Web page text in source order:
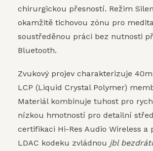
chirurgickou přesností. Režim
okamžitě tichovou zónu pro
soustředěnou práci bez nutnosti
Bluetooth.
Zvukový projev charakterizuje
LCP (Liquid Crystal Polymer)
Materiál kombinuje tuhost pro
nízkou hmotností pro detailní
certifikaci Hi-Res Audio Wireless a
LDAC kodeku zvládnou jbl